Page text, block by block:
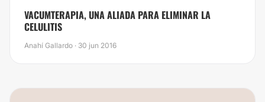
​VACUMTERAPIA, UNA ALIADA PARA ELIMINAR LA
CELULITIS
Anahí Gallardo · 30 jun 2016